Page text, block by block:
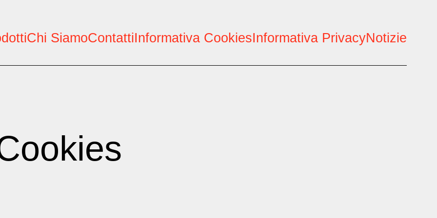
Chi SiamoContattiInformativa CookiesInformativa PrivacyNotizie